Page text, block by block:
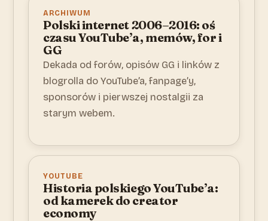
ARCHIWUM
Polski internet 2006–2016: oś
czasu YouTube’a, memów, for i
GG
Dekada od forów, opisów GG i linków z
blogrolla do YouTube’a, fanpage’y,
sponsorów i pierwszej nostalgii za
starym webem.
YOUTUBE
Historia polskiego YouTube’a:
od kamerek do creator
economy